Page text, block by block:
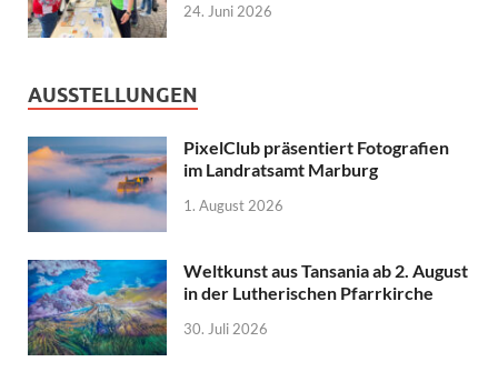
24. Juni 2026
AUSSTELLUNGEN
PixelClub präsentiert Fotografien
im Landratsamt Marburg
1. August 2026
Weltkunst aus Tansania ab 2. August
in der Lutherischen Pfarrkirche
30. Juli 2026